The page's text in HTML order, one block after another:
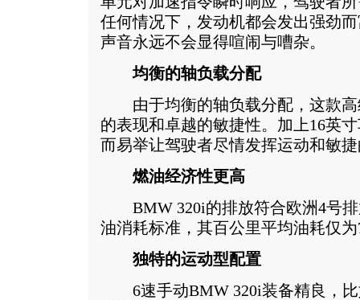
任何情况下，发动机都会发出强劲
声音永远不会显得喧闹与嘈杂。
均衡的轴负载分配
由于均衡的轴负载分配，这款高
的表现和卓越的敏捷性。加上16英
而易举让驾驶者尽情发挥运动和敏
燃油经济性更高
BMW 320i的排放符合欧洲4号排
油消耗标准，其百公里平均油耗仅为
独特的运动型配置
6速手动BMW 320i装备精良，比